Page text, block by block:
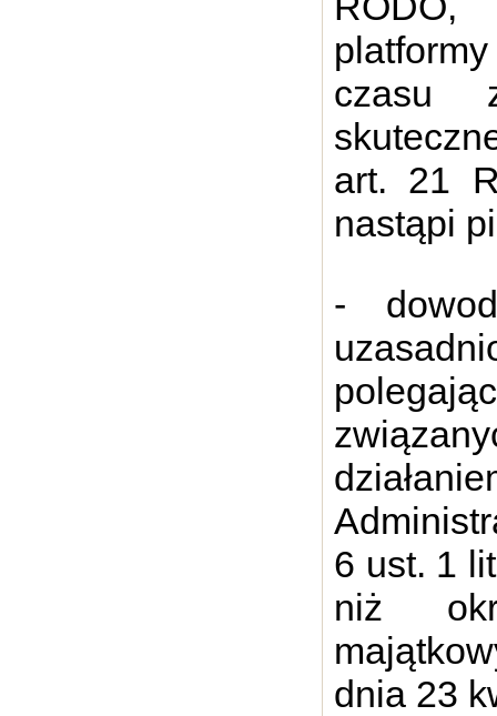
czasu
art. 21
nastąpi
-
6 ust. 1
niż
dnia 23